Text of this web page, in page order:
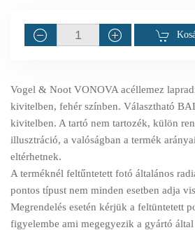
Vogel & Noot VONOVA acéllemez
kivitelben, fehér színben. Választható
kivitelben. A tartó nem tartozék, külön
illusztráció, a valóságban a termék
eltérhetnek.
A terméknél feltűntetett fotó általános
pontos típust nem minden esetben adja
Megrendelés esetén kérjük a feltüntetett
figyelembe ami megegyezik a gyártó